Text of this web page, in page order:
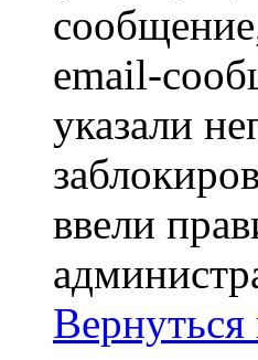
email-
указали
ввели
Вернуться